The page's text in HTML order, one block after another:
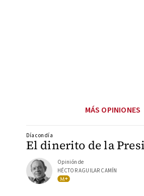
MÁS OPINIONES
El dinerito de la
Día con día
Opinión de
HÉCTOR AGUILAR CAMÍN